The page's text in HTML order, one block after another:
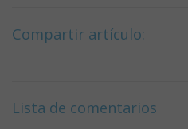
Compartir artículo:
Lista de comentarios